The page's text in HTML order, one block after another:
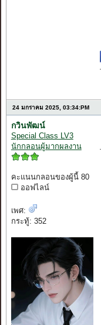
24 มกราคม 2025, 03:34:PM
กวินพัฒน์
Special Class LV3
นักกลอนผู้มากผลงาน
คะแนนกลอนของผู้นี้ 80
ออฟไลน์
เพศ:
กระทู้: 352